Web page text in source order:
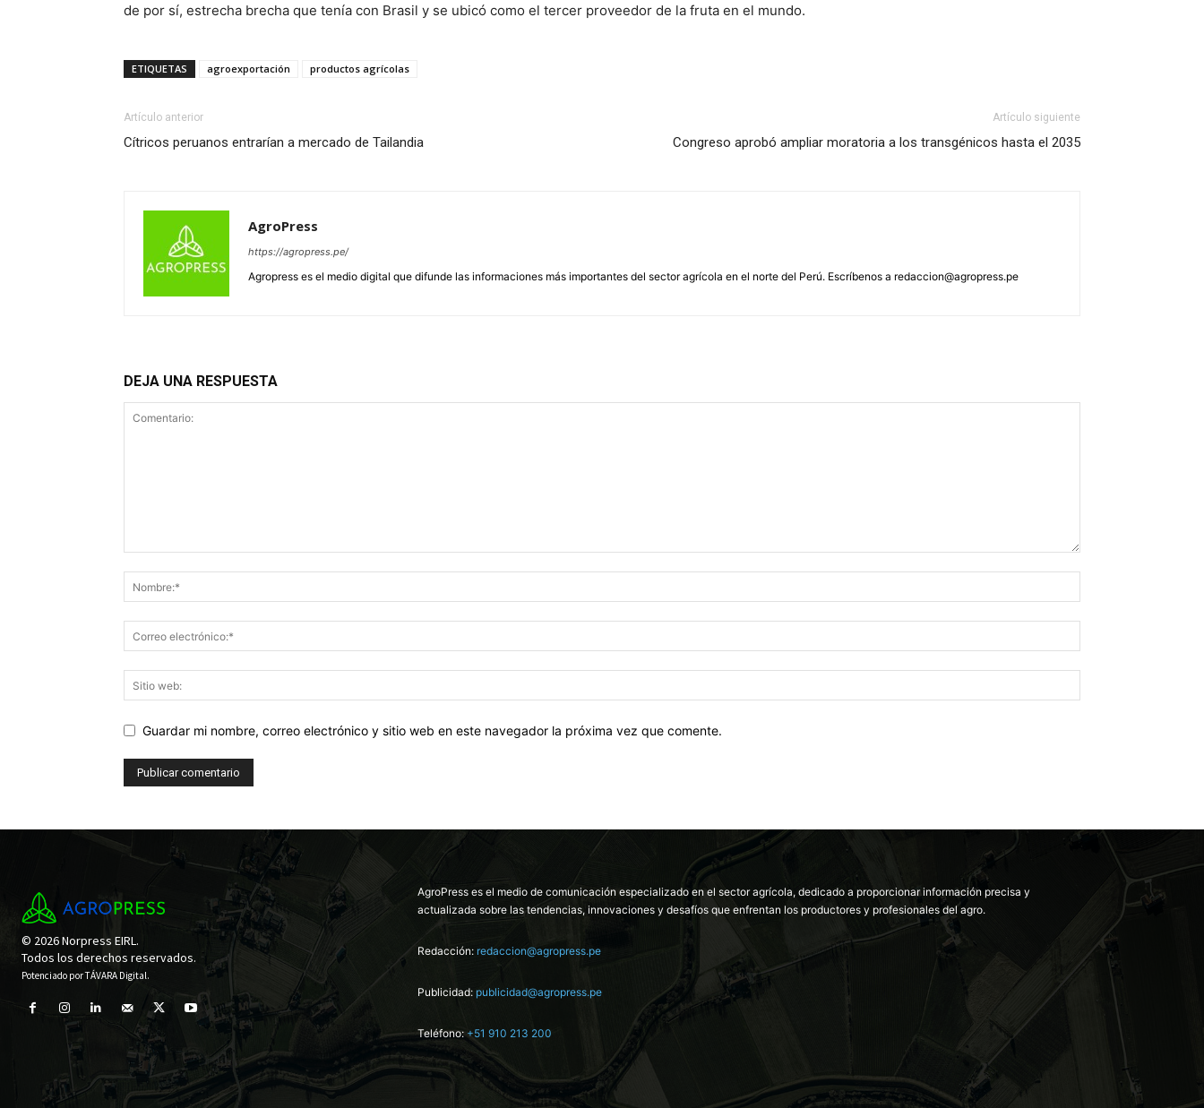
de por sí, estrecha brecha que tenía con Brasil y se ubicó como el tercer proveedor de la fruta en el mundo.
ETIQUETAS agroexportación productos agrícolas
Artículo anterior
Cítricos peruanos entrarían a mercado de Tailandia
Artículo siguiente
Congreso aprobó ampliar moratoria a los transgénicos hasta el 2035
AgroPress
https://agropress.pe/
Agropress es el medio digital que difunde las informaciones más importantes del sector agrícola en el norte del Perú. Escríbenos a redaccion@agropress.pe
DEJA UNA RESPUESTA
Guardar mi nombre, correo electrónico y sitio web en este navegador la próxima vez que comente.
© 2026 Norpress EIRL.
Todos los derechos reservados.
Potenciado porTÁVARA Digital.
AgroPress es el medio de comunicación especializado en el sector agrícola, dedicado a proporcionar información precisa y
actualizada sobre las tendencias, innovaciones y desafíos que enfrentan los productores y profesionales del agro.
Redacción: redaccion@agropress.pe
Publicidad: publicidad@agropress.pe
Teléfono: +51 910 213 200